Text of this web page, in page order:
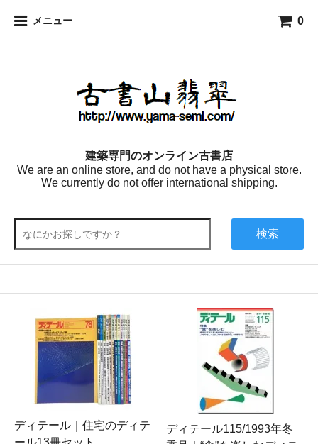
メニュー 0
建築専門のオンライン古書店
We are an online store, and do not have a physical store.
We currently do not offer international shipping.
検索
ディテール｜住宅のディテ
ディテール115/1993年冬